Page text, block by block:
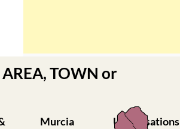
TOWN or
Murcia
Urbanisations